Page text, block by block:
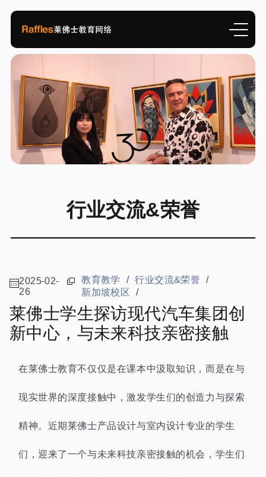
行业交流&荣誉
2025-02-
26
教育教学 / 行业交流&荣誉 /
新加坡校区
/
莱佛士学生探访现代汽车集团创
新中心，与未来科技亲密接触
在莱佛士教育不仅仅是在课本中汲取知识，而是在与
现实世界的深度接触中，激发学生们的创造力与探索
精神。近期莱佛士产品设计与室内设计专业的学生
们，迎来了一个与未来科技亲密接触的机会，学生们